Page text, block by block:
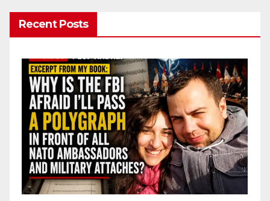
Recent Posts